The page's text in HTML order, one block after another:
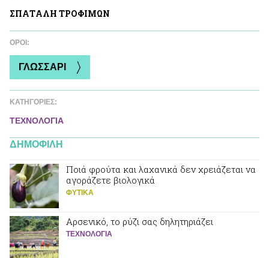
ΣΠΑΤAΛΗ ΤΡΟΦΙΜΩΝ
ΌΡΟΙ:
ΓΛΩΣΣΑΡΙ
ΚΑΤΗΓΟΡΙΕΣ:
ΤΕΧΝΟΛΟΓΙΑ
ΔΗΜΟΦΙΛΗ
Ποιά φρούτα και λαχανικά δεν χρειάζεται να
αγοράζετε βιολογικά
ΦΥΤΙΚA
Αρσενικό, το ρύζι σας δηλητηριάζει
ΤΕΧΝΟΛΟΓΙΑ